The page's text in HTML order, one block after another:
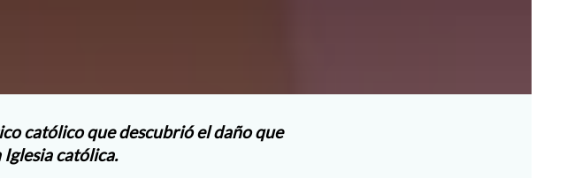
católico que descubrió el daño que
católica.